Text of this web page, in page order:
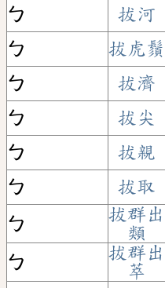
ㄅ
拔河
ㄅ
拔虎鬚
ㄅ
拔濟
ㄅ
拔尖
ㄅ
拔親
ㄅ
拔取
ㄅ
拔群出
類
ㄅ
拔群出
萃